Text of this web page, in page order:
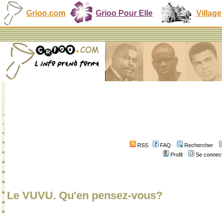
Grioo.com Grioo Pour Elle Village
RSS FAQ
Rechercher
Profil
Se
Le VUVU. Qu'en pensez-vous?